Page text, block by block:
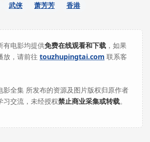
武侠 萧芳芳 香港
有电影均提供免费在线观看和下载 ，如果
放，请前往 touzhupingtai.com 联系客
影全集 所发布的资源及图片版权归原作者
习交流，未经授权禁止商业采集或转载。